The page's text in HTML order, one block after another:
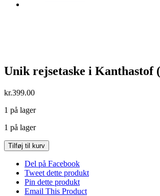
Unik rejsetaske i Kanthastof
kr.399.00
1 på lager
1 på lager
Unik
rejsetaske
Kanthastof
(Stor
weekendtaske
Tilføj til kurv
Del på Facebook
Tweet dette produkt
Pin dette produkt
Email This Product